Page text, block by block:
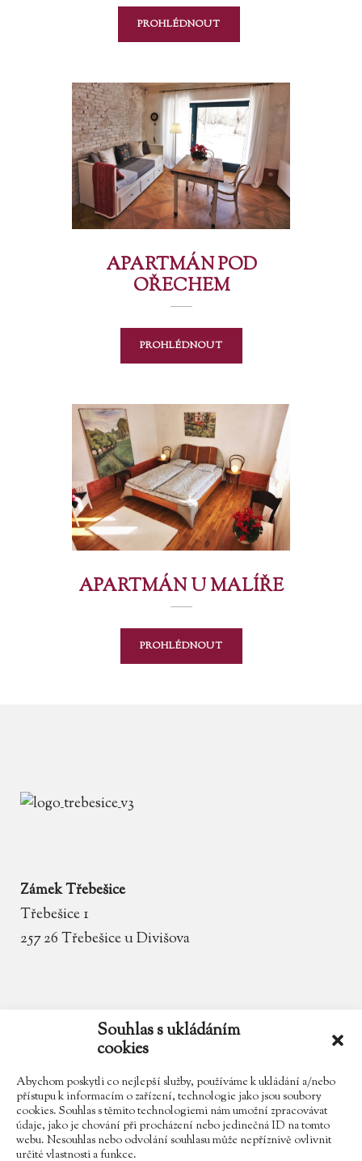
Souhlas s ukládáním
cookies
Abychom poskytli co nejlepší služby, používáme k ukládání a/nebo
přístupu k informacím o zařízení, technologie jako jsou soubory
cookies. Souhlas s těmito technologiemi nám umožní zpracovávat
údaje, jako je chování při procházení nebo jedinečná ID na tomto
webu. Nesouhlas nebo odvolání souhlasu může nepříznivě ovlivnit
určité vlastnosti a funkce.
PROHLÉDNOUT
APARTMÁN POD
OŘECHEM
PROHLÉDNOUT
APARTMÁN U MALÍŘE
PROHLÉDNOUT
Zámek Třebešice
Třebešice 1
257 26 Třebešice u Divišova
zamek.trebesice@volny.cz
602 354 467
Najdete nás na Facebooku